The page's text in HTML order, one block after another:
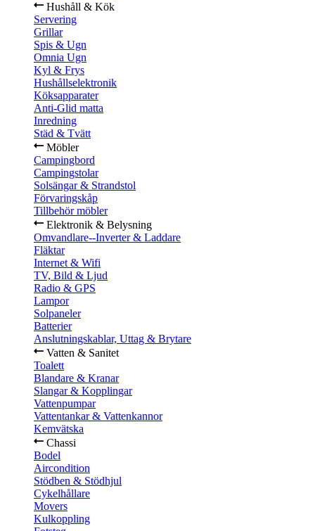
Hushåll & Kök
Servering
Grillar
Spis & Ugn
Omnia Ugn
Kyl & Frys
Hushållselektronik
Köksapparater
Anti-Glid matta
Inredning
Städ & Tvätt
Möbler
Campingbord
Campingstolar
Solsängar & Strandstol
Förvaringskåp
Tillbehör möbler
Elektronik & Belysning
Omvandlare--Inverter & Laddare
Fläktar
Internet & Wifi
TV, Bild & Ljud
Radio & GPS
Lampor
Solpaneler
Batterier
Anslutningskablar, Uttag & Brytare
Vatten & Sanitet
Toalett
Blandare & Kranar
Slangar & Kopplingar
Vattenpumpar
Vattentankar & Vattenkannor
Kemvätska
Chassi
Bodel
Aircondition
Stödben & Stödhjul
Cykelhållare
Movers
Kulkoppling